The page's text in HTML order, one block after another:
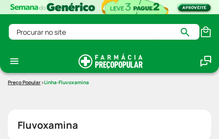
Procurar no site
Linha-Fluvoxamina
Fluvoxamina